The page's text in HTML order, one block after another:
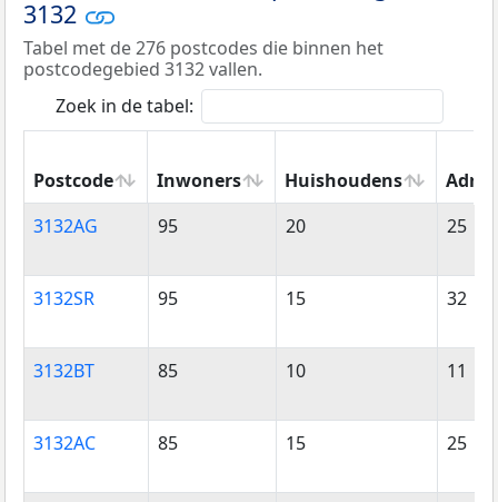
3132
Tabel met de 276 postcodes die binnen het
postcodegebied 3132 vallen.
Zoek in de tabel:
Postcode Inwoners Huishoudens
Postcode
Inwoners Huishoudens
3132AG 95 20 25
3132SR 95 15 32
3132BT 85 10 11
3132AC 85 15 25